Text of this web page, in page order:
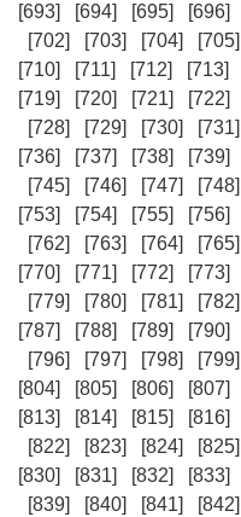
[693]
[694] [695] [696]
[702]
[703] [704] [705]
[710]
[711] [712] [713]
[719]
[720] [721] [722]
[728]
[729] [730] [731]
[736]
[737] [738] [739]
[745]
[746] [747] [748]
[753]
[754] [755] [756]
[762]
[763] [764] [765]
[770]
[771] [772] [773]
[779]
[780] [781] [782]
[787]
[788] [789] [790]
[796]
[797] [798] [799]
[804]
[805] [806] [807]
[813]
[814] [815] [816]
[822]
[823] [824] [825]
[830]
[831] [832] [833]
[839]
[840] [841] [842]